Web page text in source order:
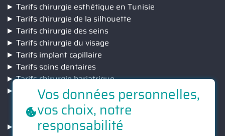
Tarifs chirurgie esthétique en Tunisie
Tarifs chirurgie de la silhouette
Tarifs chirurgie des seins
Tarifs chirurgie du visage
Tarifs implant capillaire
Tarifs soins dentaires
Tarifs chirurgie bariatrique
Tarifs correction de la vision
INFORMATIONS
Séjour
Vos données personnelles,
vos choix, notre
responsabilité